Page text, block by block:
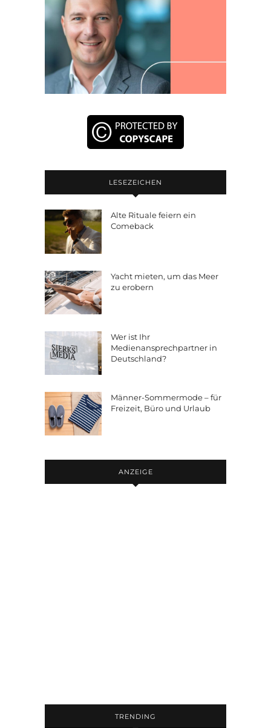
LESEZEICHEN
Alte Rituale feiern ein
Comeback
Yacht mieten, um das Meer
zu erobern
Wer ist Ihr
Medienansprechpartner in
Deutschland?
Männer-Sommermode – für
Freizeit, Büro und Urlaub
ANZEIGE
TRENDING